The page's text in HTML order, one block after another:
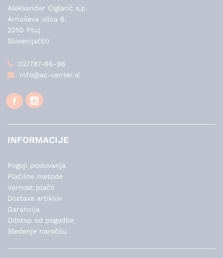
Aleksander Ciglarič s.p.
Arnuševa ulica 6,
2250 Ptuj
Slovenija(SI)
02/787-66-96
info@ac-center.si
INFORMACIJE
Pogoji poslovanja
Plačilne metode
Varnost plačil
Dostava artiklov
Garancija
Odstop od pogodbe
Sledenje naročilu